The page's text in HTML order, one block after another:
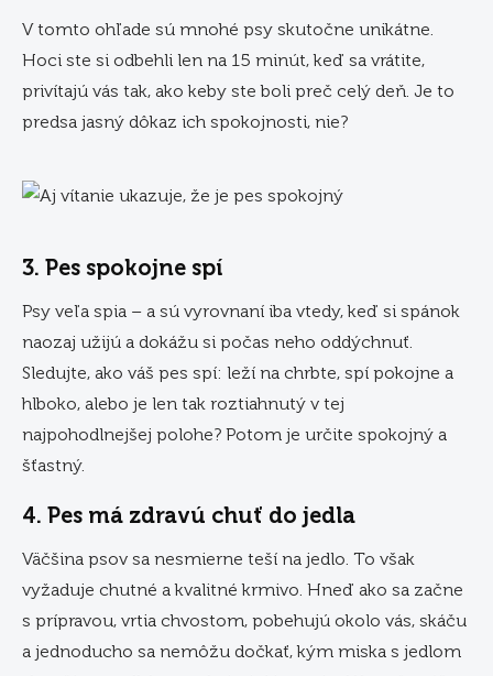
V tomto ohľade sú mnohé psy skutočne unikátne.
Hoci ste si odbehli len na 15 minút, keď sa vrátite,
privítajú vás tak, ako keby ste boli preč celý deň. Je to
predsa jasný dôkaz ich spokojnosti, nie?
3. Pes spokojne spí
Psy veľa spia – a sú vyrovnaní iba vtedy, keď si spánok
naozaj užijú a dokážu si počas neho oddýchnuť.
Sledujte, ako váš pes spí: leží na chrbte, spí pokojne a
hlboko, alebo je len tak roztiahnutý v tej
najpohodlnejšej polohe? Potom je určite spokojný a
šťastný.
4. Pes má zdravú chuť do jedla
Väčšina psov sa nesmierne teší na jedlo. To však
vyžaduje chutné a kvalitné krmivo. Hneď ako sa začne
s prípravou, vrtia chvostom, pobehujú okolo vás, skáču
a jednoducho sa nemôžu dočkať, kým miska s jedlom